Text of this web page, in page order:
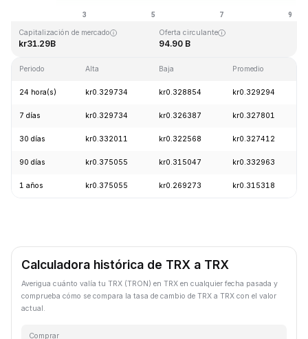
Capitalización de mercado
kr31.29B
Oferta circulante
94.90 B
Periodo Alta Baja Promedio
24 hora(s) kr0.329734 kr0.328854 kr0.329294
7 días kr0.329734 kr0.326387 kr0.327801
30 días kr0.332011 kr0.322568 kr0.327412
90 días kr0.375055 kr0.315047 kr0.332963
1 años kr0.375055 kr0.269273 kr0.315318
Calculadora histórica de TRX a TRX
Averigua cuánto valía tu TRX (TRON) en TRX en cualquier fecha pasada y
comprueba cómo se compara la tasa de cambio de TRX a TRX con el valor
actual.
Comprar